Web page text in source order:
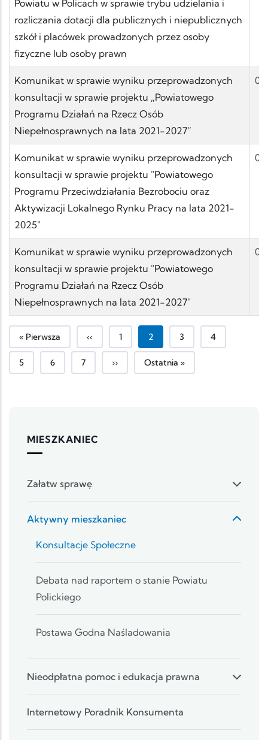
Powiatu w Policach w sprawie trybu udzielania i
rozliczania dotacji dla publicznych i niepublicznych
szkół i placówek prowadzonych przez osoby
fizyczne lub osoby prawn
Komunikat w sprawie wyniku przeprowadzonych
konsultacji w sprawie projektu „Powiatowego
Programu Działań na Rzecz Osób
Niepełnosprawnych na lata 2021-2027”
Komunikat w sprawie wyniku przeprowadzonych
konsultacji w sprawie projektu "Powiatowego
Programu Przeciwdziałania Bezrobociu oraz
Aktywizacji Lokalnego Rynku Pracy na lata 2021-
2025"
Komunikat w sprawie wyniku przeprowadzonych
konsultacji w sprawie projektu "Powiatowego
Programu Działań na Rzecz Osób
Niepełnosprawnych na lata 2021-2027"
Pierwsza strona
« Pierwsza Poprzednia strona
‹‹ Strona
1 Bieżąca strona
2 Strona
3 Strona
4
Strona
5 Strona
6 Strona
7 Następna strona
›› Ostatnia strona
Ostatnia »
MIESZKANIEC
Załatw sprawę
Aktywny mieszkaniec
Konsultacje Społeczne
Debata nad raportem o stanie Powiatu
Polickiego
Postawa Godna Naśladowania
Nieodpłatna pomoc i edukacja prawna
Internetowy Poradnik Konsumenta